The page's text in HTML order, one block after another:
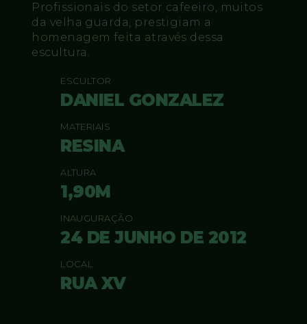
Profissionais do setor cafeeiro, muitos
da velha guarda, prestigiam a
homenagem feita através dessa
escultura.
ESCULTOR
DANIEL GONZALEZ
MATERIAIS
RESINA
ALTURA
1,90M
INAUGURAÇÃO
24 DE JUNHO DE 2012
LOCAL
RUA XV